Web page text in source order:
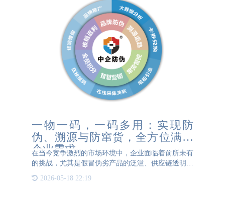
一物一码，一码多用：实现防
伪、溯源与防窜货，全方位满足
企业需求
在当今竞争激烈的市场环境中，企业面临着前所未有
的挑战，尤其是假冒伪劣产品的泛滥、供应链透明度
场秩序。为此，一物一码，一码多用，集成防伪、溯
2026-05-18 22:19